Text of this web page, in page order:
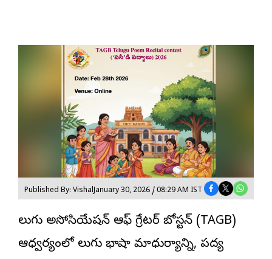
Published By: VishalJanuary 30, 2026 / 08:29 AM IST
తెలుగు అసోసియేషన్ ఆఫ్ గ్రేటర్ బోస్టన్ (TAGB)
ఆధ్వర్యంలో తెలుగు భాషా మాధుర్యాన్ని, పద్య